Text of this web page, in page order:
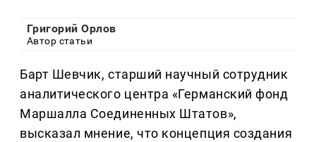
Григорий Орлов
Автор статьи
Барт Шевчик, старший научный сотрудник
аналитического центра «Германский фонд
Маршалла Соединенных Штатов»,
высказал мнение, что концепция создания